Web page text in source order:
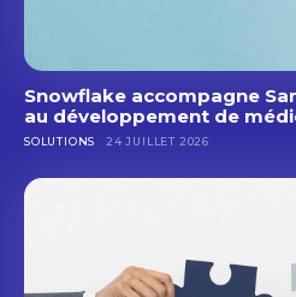
Snowflake accompagne
au développement de
SOLUTIONS 24 JUILLET 2026